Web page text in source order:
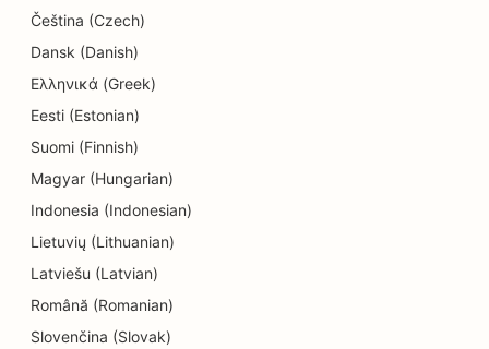
Čeština (Czech)
Dansk (Danish)
Ελληνικά (Greek)
Eesti (Estonian)
Suomi (Finnish)
Magyar (Hungarian)
Indonesia (Indonesian)
Lietuvių (Lithuanian)
Latviešu (Latvian)
Română (Romanian)
Slovenčina (Slovak)